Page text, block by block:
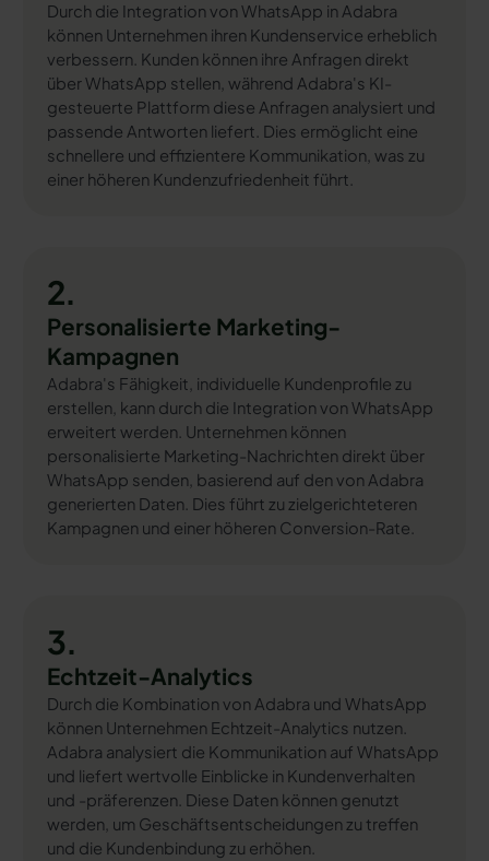
Durch die Integration von WhatsApp in Adabra
können Unternehmen ihren Kundenservice erheblich
verbessern. Kunden können ihre Anfragen direkt
über WhatsApp stellen, während Adabra's KI-
gesteuerte Plattform diese Anfragen analysiert und
passende Antworten liefert. Dies ermöglicht eine
schnellere und effizientere Kommunikation, was zu
einer höheren Kundenzufriedenheit führt.
2.
Personalisierte Marketing-
Kampagnen
Adabra's Fähigkeit, individuelle Kundenprofile zu
erstellen, kann durch die Integration von WhatsApp
erweitert werden. Unternehmen können
personalisierte Marketing-Nachrichten direkt über
WhatsApp senden, basierend auf den von Adabra
generierten Daten. Dies führt zu zielgerichteteren
Kampagnen und einer höheren Conversion-Rate.
3.
Echtzeit-Analytics
Durch die Kombination von Adabra und WhatsApp
können Unternehmen Echtzeit-Analytics nutzen.
Adabra analysiert die Kommunikation auf WhatsApp
und liefert wertvolle Einblicke in Kundenverhalten
und -präferenzen. Diese Daten können genutzt
werden, um Geschäftsentscheidungen zu treffen
und die Kundenbindung zu erhöhen.